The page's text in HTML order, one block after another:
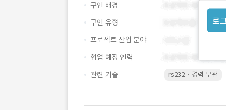
로
구인 배경
구인 유형
프로젝트 산업 분야
협업 예정 인력
관련 기술
rs232 · 경력 무관